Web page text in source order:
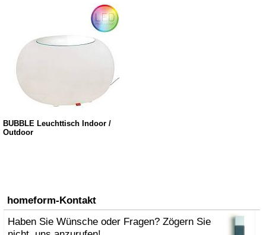
BUBBLE Leuchttisch Indoor /
Outdoor
homeform-Kontakt
Haben Sie Wünsche oder Fragen? Zögern Sie